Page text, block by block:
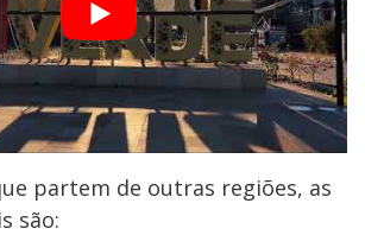
partem de outras regiões, as
são: